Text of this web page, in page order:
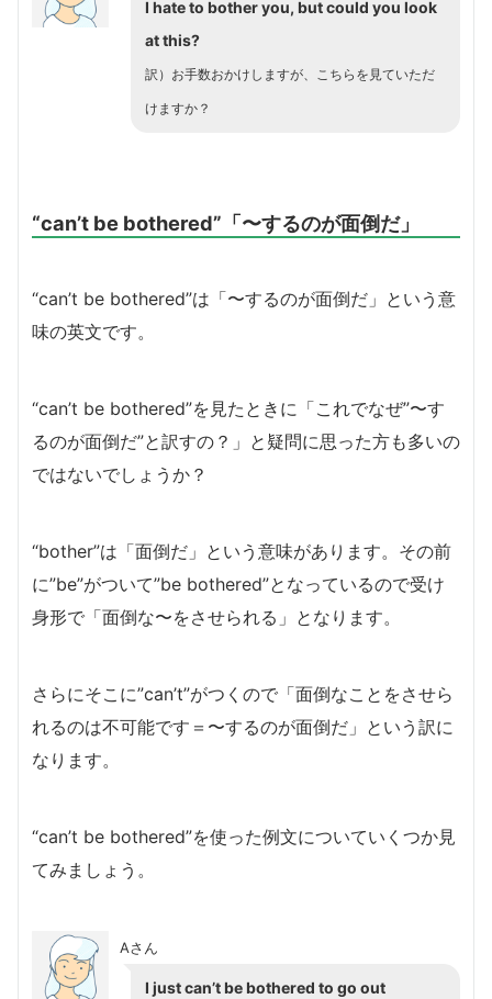
I hate to bother you, but could you look
at this?
訳）お手数おかけしますが、こちらを見ていただ
けますか？
“can’t be bothered”「〜するのが面倒だ」
“can’t be bothered”は「〜するのが面倒だ」という意
味の英文です。
“can’t be bothered”を見たときに「これでなぜ”〜す
るのが面倒だ”と訳すの？」と疑問に思った方も多いの
ではないでしょうか？
“bother”は「面倒だ」という意味があります。その前
に”be”がついて”be bothered”となっているので受け
身形で「面倒な〜をさせられる」となります。
さらにそこに”can’t”がつくので「面倒なことをさせら
れるのは不可能です＝〜するのが面倒だ」という訳に
なります。
“can’t be bothered”を使った例文についていくつか見
てみましょう。
Aさん
I just can’t be bothered to go out